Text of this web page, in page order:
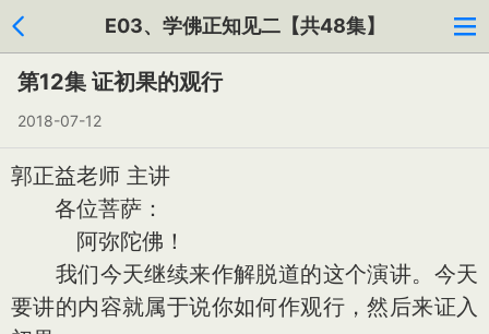
E03、学佛正知见二【共48集】
第12集 证初果的观行
2018-07-12
郭正益老师 主讲
各位菩萨：
阿弥陀佛！
我们今天继续来作解脱道的这个演讲。今天
要讲的内容就属于说你如何作观行，然后来证入